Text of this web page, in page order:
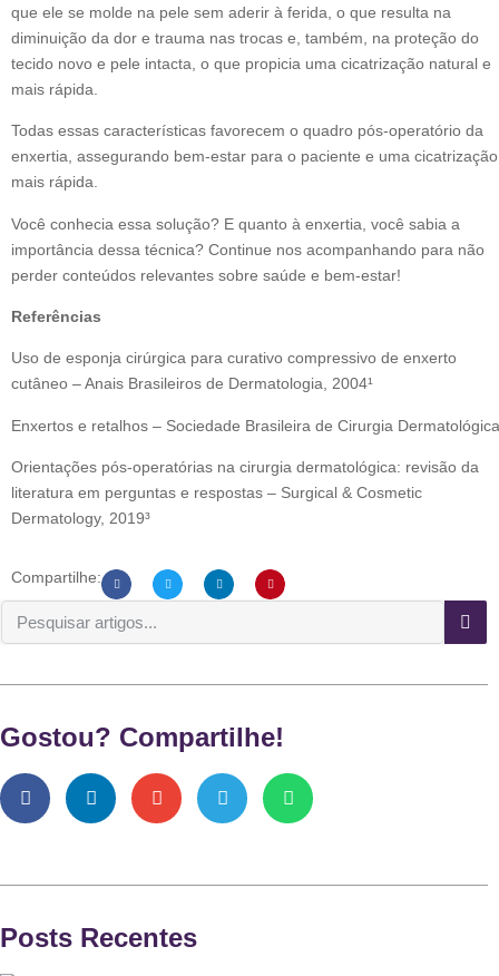
que ele se molde na pele sem aderir à ferida, o que resulta na
diminuição da dor e trauma nas trocas e, também, na proteção do
tecido novo e pele intacta, o que propicia uma cicatrização natural e
mais rápida.
Todas essas características favorecem o quadro pós-operatório da
enxertia, assegurando bem-estar para o paciente e uma cicatrização
mais rápida.
Você conhecia essa solução? E quanto à enxertia, você sabia a
importância dessa técnica? Continue nos acompanhando para não
perder conteúdos relevantes sobre saúde e bem-estar!
Referências
Uso de esponja cirúrgica para curativo compressivo de enxerto
cutâneo – Anais Brasileiros de Dermatologia, 2004¹
Enxertos e retalhos – Sociedade Brasileira de Cirurgia
Orientações pós-operatórias na cirurgia dermatológica: revisão da
literatura em perguntas e respostas – Surgical & Cosmetic
Dermatology, 2019³
Compartilhe:
Gostou? Compartilhe!
Posts Recentes